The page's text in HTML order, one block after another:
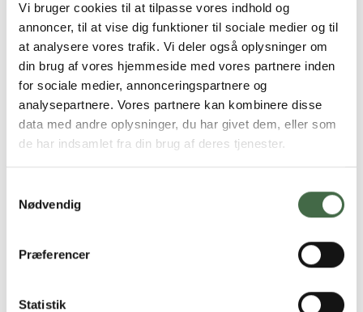
Vi bruger cookies til at tilpasse vores indhold og
annoncer, til at vise dig funktioner til sociale medier og til
at analysere vores trafik. Vi deler også oplysninger om
din brug af vores hjemmeside med vores partnere inden
for sociale medier, annonceringspartnere og
analysepartnere. Vores partnere kan kombinere disse
data med andre oplysninger, du har givet dem, eller som
de har indsamlet fra din brug af deres tjenester.
Nødvendig
Præferencer
Statistik
Langtidstjeneste og pension